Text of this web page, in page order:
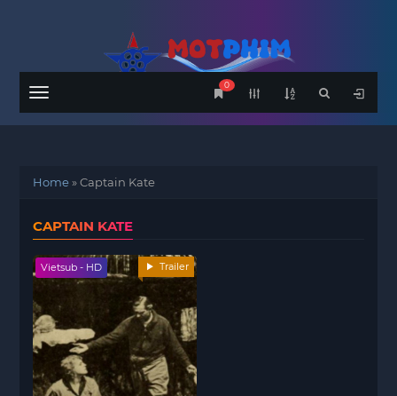
Menu
0
Home»Captain Kate
CAPTAIN KATE
Vietsub - HD Trailer